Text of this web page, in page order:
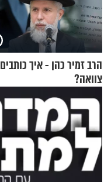
הרב זמיר כהן - איך כותבים
צוואה?